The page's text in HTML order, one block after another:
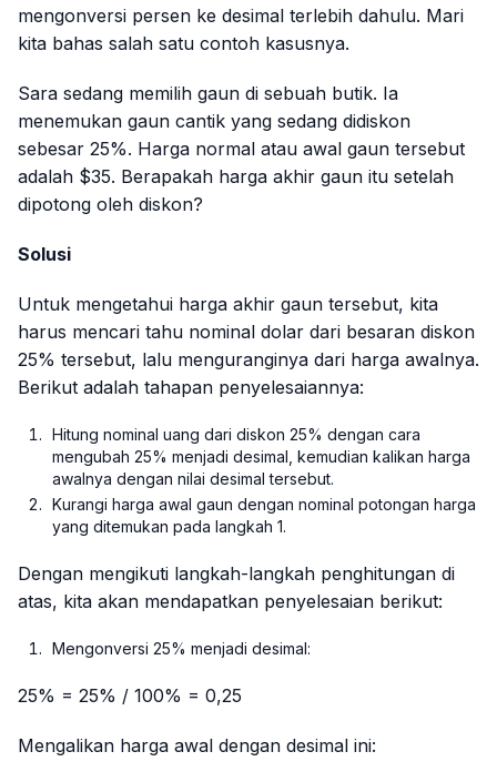
mengonversi persen ke desimal terlebih dahulu. Mari
kita bahas salah satu contoh kasusnya.
Sara sedang memilih gaun di sebuah butik. Ia
menemukan gaun cantik yang sedang didiskon
sebesar 25%. Harga normal atau awal gaun tersebut
adalah $35. Berapakah harga akhir gaun itu setelah
dipotong oleh diskon?
Solusi
Untuk mengetahui harga akhir gaun tersebut, kita
harus mencari tahu nominal dolar dari besaran diskon
25% tersebut, lalu menguranginya dari harga awalnya.
Berikut adalah tahapan penyelesaiannya:
Hitung nominal uang dari diskon 25% dengan cara
mengubah 25% menjadi desimal, kemudian kalikan harga
awalnya dengan nilai desimal tersebut.
Kurangi harga awal gaun dengan nominal potongan harga
yang ditemukan pada langkah 1.
Dengan mengikuti langkah-langkah penghitungan di
atas, kita akan mendapatkan penyelesaian berikut:
Mengonversi 25% menjadi desimal:
25% = 25% / 100% = 0,25
Mengalikan harga awal dengan desimal ini: